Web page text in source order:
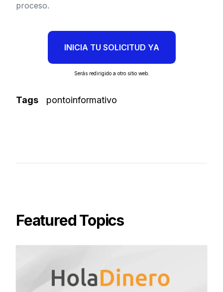
proceso.
INICIA TU SOLICITUD YA
Serás redirigido a otro sitio web.
Tags pontoinformativo
Featured Topics